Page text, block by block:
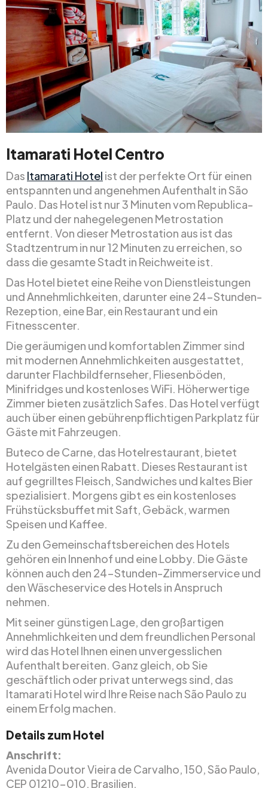
Itamarati Hotel Centro
Das Itamarati Hotel ist der perfekte Ort für einen
entspannten und angenehmen Aufenthalt in São
Paulo. Das Hotel ist nur 3 Minuten vom Republica-
Platz und der nahegelegenen Metrostation
entfernt. Von dieser Metrostation aus ist das
Stadtzentrum in nur 12 Minuten zu erreichen, so
dass die gesamte Stadt in Reichweite ist.
Das Hotel bietet eine Reihe von Dienstleistungen
und Annehmlichkeiten, darunter eine 24-Stunden-
Rezeption, eine Bar, ein Restaurant und ein
Fitnesscenter.
Die geräumigen und komfortablen Zimmer sind
mit modernen Annehmlichkeiten ausgestattet,
darunter Flachbildfernseher, Fliesenböden,
Minifridges und kostenloses WiFi. Höherwertige
Zimmer bieten zusätzlich Safes. Das Hotel verfügt
auch über einen gebührenpflichtigen Parkplatz für
Gäste mit Fahrzeugen.
Buteco de Carne, das Hotelrestaurant, bietet
Hotelgästen einen Rabatt. Dieses Restaurant ist
auf gegrilltes Fleisch, Sandwiches und kaltes Bier
spezialisiert. Morgens gibt es ein kostenloses
Frühstücksbuffet mit Saft, Gebäck, warmen
Speisen und Kaffee.
Zu den Gemeinschaftsbereichen des Hotels
gehören ein Innenhof und eine Lobby. Die Gäste
können auch den 24-Stunden-Zimmerservice und
den Wäscheservice des Hotels in Anspruch
nehmen.
Mit seiner günstigen Lage, den großartigen
Annehmlichkeiten und dem freundlichen Personal
wird das Hotel Ihnen einen unvergesslichen
Aufenthalt bereiten. Ganz gleich, ob Sie
geschäftlich oder privat unterwegs sind, das
Itamarati Hotel wird Ihre Reise nach São Paulo zu
einem Erfolg machen.
Details zum Hotel
Anschrift:
Avenida Doutor Vieira de Carvalho, 150, São Paulo,
CEP 01210-010, Brasilien.